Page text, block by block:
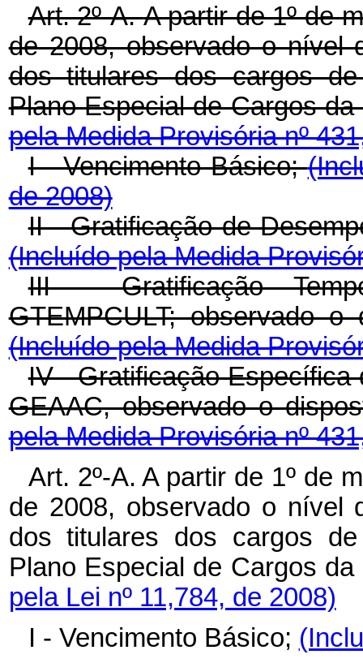
Art. 2º-A.A partir de 1º de
de 2008, observado o nível
dos titulares dos cargos
Plano Especial de Cargos
pela Medida Provisória nº
I - Vencimento Básico;
de 2008)
II - Gratificação de
(Incluído pela Medida
III - Gratificação
GTEMPCULT; observado
(Incluído pela Medida
IV - Gratificação Específica
GEAAC, observado o
pela Medida Provisória nº
Art. 2º-A. A partir de 1º de
de 2008, observado o nível
dos titulares dos cargos
Plano Especial de Cargos
pela Lei nº 11,784, de 2008)
I - Vencimento Básico;